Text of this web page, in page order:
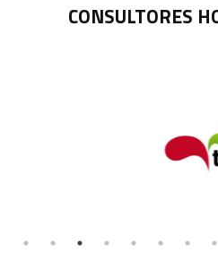
CONSULTORES